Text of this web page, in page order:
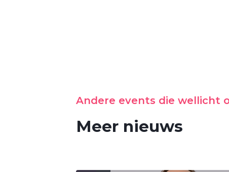
Andere events die wellicht
Meer nieuws